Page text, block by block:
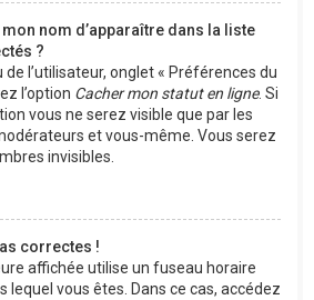
nom d’apparaître dans la liste
?
de l’utilisateur, onglet « Préférences du
l’option Cacher mon statut en ligne. Si
vous ne serez visible que par les
et vous-même. Vous serez
invisibles.
correctes !
affichée utilise un fuseau horaire
lequel vous êtes. Dans ce cas, accédez